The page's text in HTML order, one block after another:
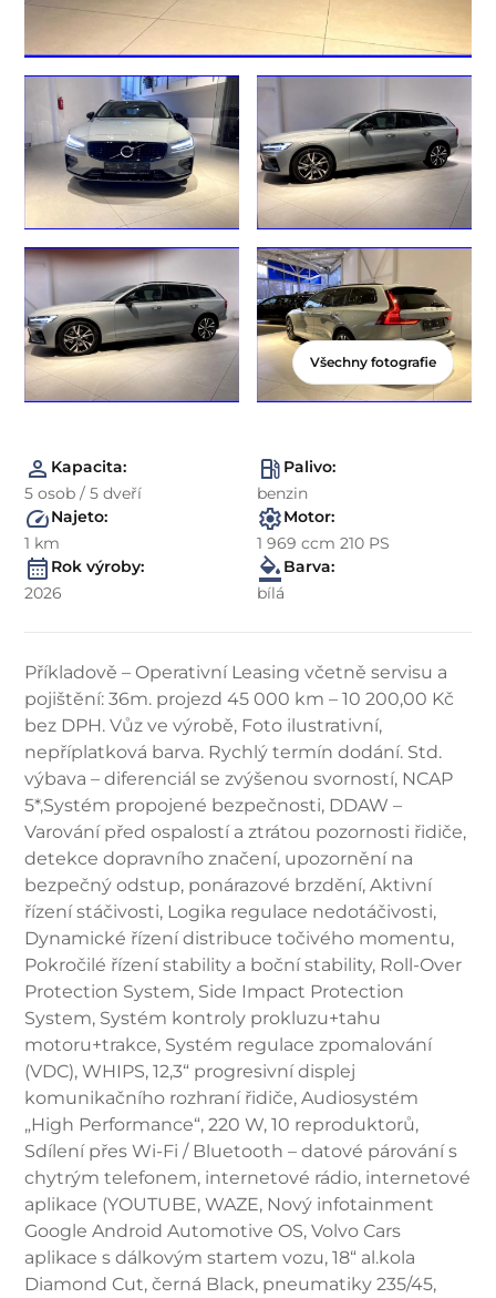
Všechny fotografie
Kapacita:
5 osob / 5 dveří
Palivo:
benzin
Najeto:
1 km
Motor:
1 969 ccm 210 PS
Rok výroby:
2026
Barva:
bílá
Příkladově – Operativní Leasing včetně servisu a
pojištění: 36m. projezd 45 000 km – 10 200,00 Kč
bez DPH. Vůz ve výrobě, Foto ilustrativní,
nepříplatková barva. Rychlý termín dodání. Std.
výbava – diferenciál se zvýšenou svorností, NCAP
5*,Systém propojené bezpečnosti, DDAW –
Varování před ospalostí a ztrátou pozornosti řidiče,
detekce dopravního značení, upozornění na
bezpečný odstup, ponárazové brzdění, Aktivní
řízení stáčivosti, Logika regulace nedotáčivosti,
Dynamické řízení distribuce točivého momentu,
Pokročilé řízení stability a boční stability, Roll-Over
Protection System, Side Impact Protection
System, Systém kontroly prokluzu+tahu
motoru+trakce, Systém regulace zpomalování
(VDC), WHIPS, 12,3“ progresivní displej
komunikačního rozhraní řidiče, Audiosystém
„High Performance“, 220 W, 10 reproduktorů,
Sdílení přes Wi-Fi / Bluetooth – datové párování s
chytrým telefonem, internetové rádio, internetové
aplikace (YOUTUBE, WAZE, Nový infotainment
Google Android Automotive OS, Volvo Cars
aplikace s dálkovým startem vozu, 18“ al.kola
Diamond Cut, černá Black, pneumatiky 235/45,